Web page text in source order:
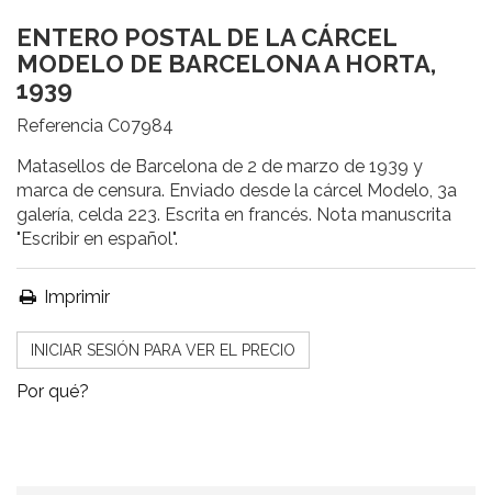
ENTERO POSTAL DE LA CÁRCEL
MODELO DE BARCELONA A HORTA,
1939
Referencia C07984
Matasellos de Barcelona de 2 de marzo de 1939 y
marca de censura. Enviado desde la cárcel Modelo, 3a
galería, celda 223. Escrita en francés. Nota manuscrita
"Escribir en español".
Imprimir
INICIAR SESIÓN PARA VER EL PRECIO
Por qué?